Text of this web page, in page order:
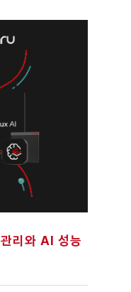
리와 AI 성능